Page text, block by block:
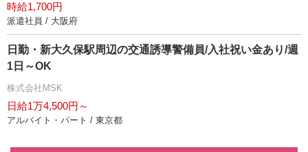
時給1,700円
派遣社員 / 大阪府
日勤・新大久保駅周辺の交通誘導警備員/入社祝い金あり/週
1日～OK
株式会社MSK
日給1万4,500円～
アルバイト・パート / 東京都